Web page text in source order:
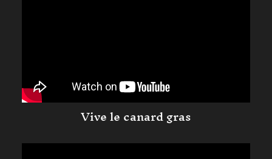
Vive le canard gras